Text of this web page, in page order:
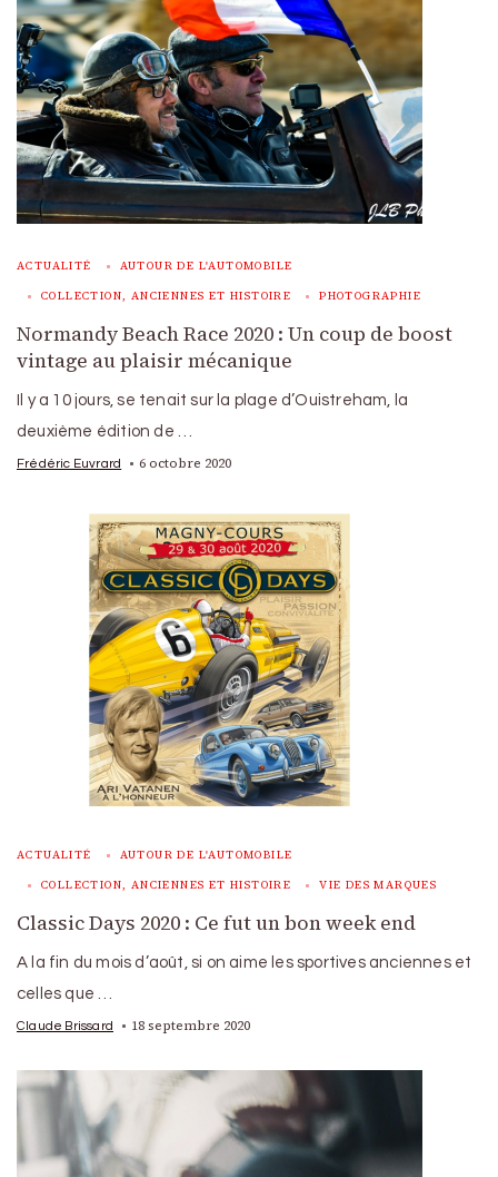
ACTUALITÉ AUTOUR DE L'AUTOMOBILE
COLLECTION, ANCIENNES ET HISTOIRE PHOTOGRAPHIE
Normandy Beach Race 2020 : Un coup de boost
vintage au plaisir mécanique
Il y a 10 jours, se tenait sur la plage d’Ouistreham, la
deuxième édition de …
Frédéric Euvrard 6 octobre 2020
ACTUALITÉ AUTOUR DE L'AUTOMOBILE
COLLECTION, ANCIENNES ET HISTOIRE VIE DES MARQUES
Classic Days 2020 : Ce fut un bon week end
A la fin du mois d’août, si on aime les sportives anciennes et
celles que …
Claude Brissard 18 septembre 2020